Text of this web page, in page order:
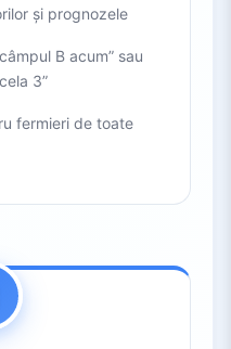
și prognozele
B acum” sau
3”
fermieri de toate